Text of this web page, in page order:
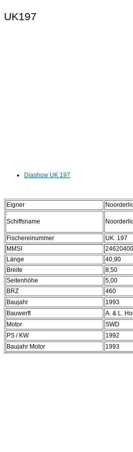
UK197
Diashow UK 197
Eigner
Schiffsname
Fischereinummer
UK 197
MMSI
Länge
40,90
Breite
8,50
Seitenhöhe
5,00
BRZ
460
Baujahr
1993
Bauwerft
A. & L.
Motor
SWD
PS / KW
1992
Baujahr Motor
1993